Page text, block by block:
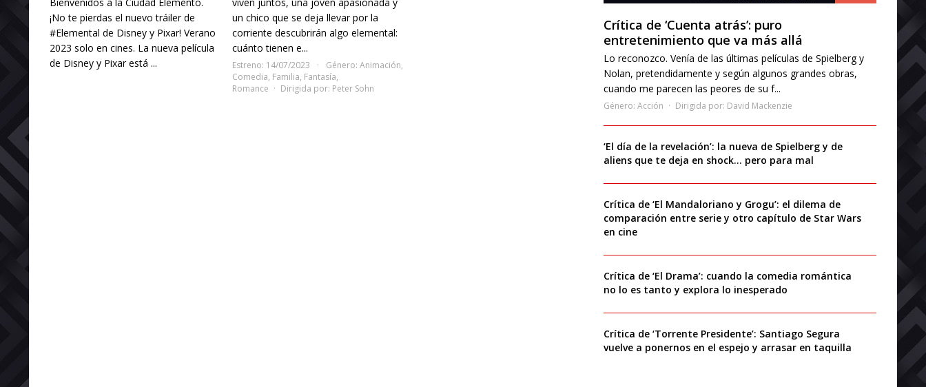
¡No te pierdas el nuevo tráiler de
#Elemental de Disney y Pixar! Verano
2023 solo en cines. La nueva película
de Disney y Pixar está ...
un chico que se deja llevar por la
corriente descubrirán algo elemental:
cuánto tienen e...
Estreno: 14/07/2023 Género:Animación,
Comedia, Familia, Fantasía,
Romance
Dirigida por: Peter Sohn
Crítica de ‘Cuenta atrás’: puro
entretenimiento que va más allá
Lo reconozco. Venía de las últimas películas de Spielberg y
Nolan, pretendidamente y según algunos grandes obras,
cuando me parecen las peores de su f...
Género: Acción Dirigida por: David Mackenzie
‘El día de la revelación’: la nueva de Spielberg y de
aliens que te deja en shock… pero para mal
Crítica de ‘El Mandaloriano y Grogu’: el dilema de
comparación entre serie y otro capítulo de Star Wars
en cine
Crítica de ‘El Drama’: cuando la comedia romántica
no lo es tanto y explora lo inesperado
Crítica de ‘Torrente Presidente’: Santiago Segura
vuelve a ponernos en el espejo y arrasar en taquilla